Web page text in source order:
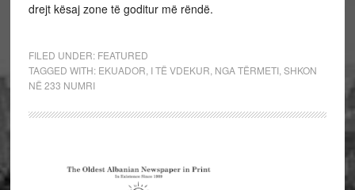
drejt kësaj zone të goditur më rëndë.
FILED UNDER: FEATURED
TAGGED WITH: EKUADOR I TË VDEKUR NGA TËRMETI, SHKON
NË 233 NUMRI